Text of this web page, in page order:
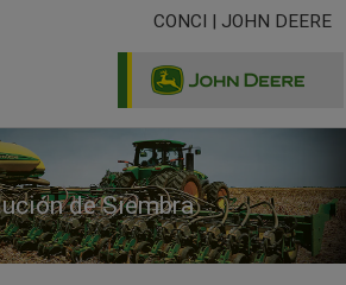
CONCI | JOHN DEERE
de Siembra